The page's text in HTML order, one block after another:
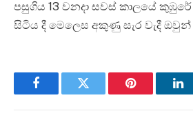
පසුගිය 13 වනදා සවස් කාලයේ
සිටිය දී මෙලෙස අකුණු සැර වැදී
FacebookTwitter Pinterest